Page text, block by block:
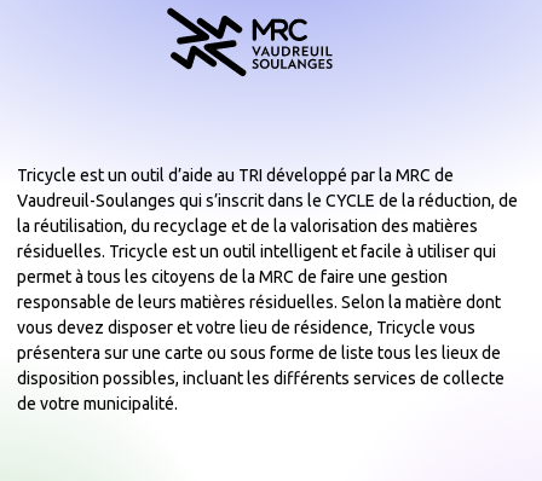
Tricycle est un outil d’aide au TRI développé par la MRC de
Vaudreuil-Soulanges qui s’inscrit dans le CYCLE de la réduction, de
la réutilisation, du recyclage et de la valorisation des matières
résiduelles. Tricycle est un outil intelligent et facile à utiliser qui
permet à tous les citoyens de la MRC de faire une gestion
responsable de leurs matières résiduelles. Selon la matière dont
vous devez disposer et votre lieu de résidence, Tricycle vous
présentera sur une carte ou sous forme de liste tous les lieux de
disposition possibles, incluant les différents services de collecte
de votre municipalité.